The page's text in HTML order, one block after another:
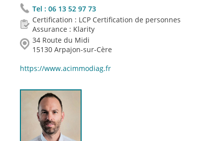
Tel : 06 13 52 97 73
Certification : LCP Certification de personnes
Assurance : Klarity
34 Route du Midi
15130 Arpajon-sur-Cère
https://www.acimmodiag.fr